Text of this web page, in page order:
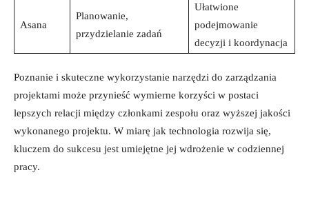
Asana
Planowanie,
przydzielanie ​zadań
Ułatwione
podejmowanie
decyzji i koordynacja
Poznanie i skuteczne wykorzystanie narzędzi do zarządzania
projektami może przynieść wymierne korzyści w ‍postaci
lepszych relacji między członkami zespołu oraz ​wyższej ‍jakości
⁣wykonanego ⁤projektu.⁤ W miarę jak technologia rozwija się,
kluczem do ⁣sukcesu jest umiejętne jej wdrożenie w codziennej
pracy.